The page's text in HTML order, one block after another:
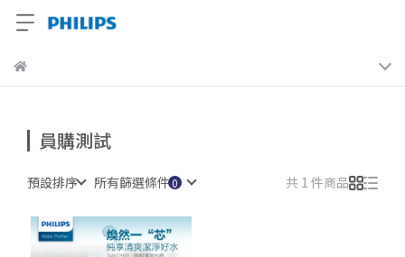
員購測試
預設排序 所有篩選條件 共 1 件商品